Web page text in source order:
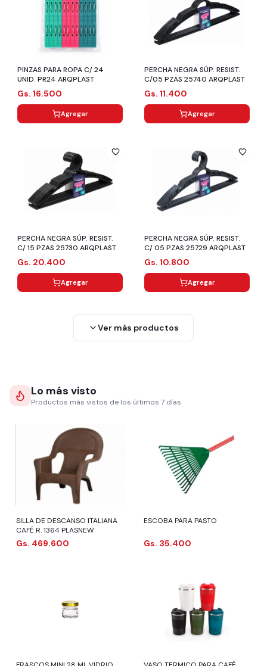
PINZAS PARA ROPA C/ 24
UNID. PR24 ARQPLAST
Gs. 16.500
Agregar
PERCHA NEGRA SÚP. RESIST.
C/05 PZAS 25740 ARQPLAST
Gs. 11.400
Agregar
PERCHA NEGRA SÚP. RESIST.
C/ 15 PZAS 25730 ARQPLAST
Gs. 20.400
Agregar
PERCHA NEGRA SÚP. RESIST.
C/ 05 PZAS 25729 ARQPLAST
Gs. 10.800
Agregar
Ver más productos
Lo más visto
Productos más vistos de los últimos 7 días
SILLA DE DESCANSO ITALIANA
CAFÉ R. 1364 PLASNEW
Gs. 469.600
ESCOBA PARA PASTO
Gs. 35.400